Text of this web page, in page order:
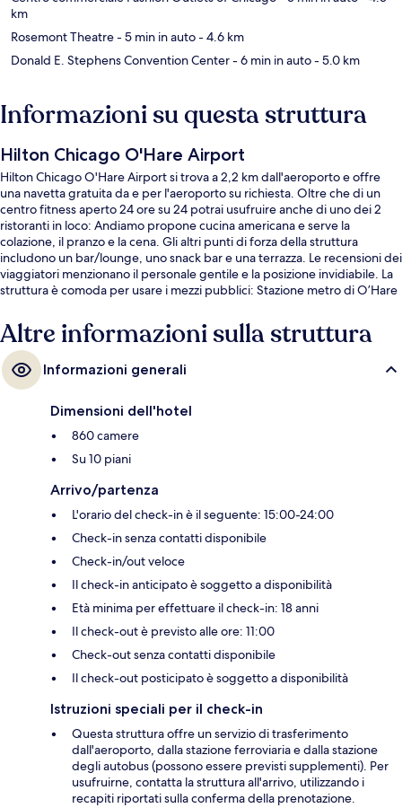
km
Rosemont Theatre- 5 min in auto- 4.6 km
Donald E. Stephens Convention Center- 6 min in auto- 5.0 km
Informazioni su questa struttura
Hilton Chicago O'Hare Airport
Hilton Chicago O'Hare Airport si trova a 2,2 km dall'aeroporto e offre
una navetta gratuita da e per l'aeroporto su richiesta. Oltre che di un
centro fitness aperto 24 ore su 24 potrai usufruire anche di uno dei 2
ristoranti in loco: Andiamo propone cucina americana e serve la
colazione, il pranzo e la cena. Gli altri punti di forza della struttura
includono un bar/lounge, uno snack bar e una terrazza. Le recensioni dei
viaggiatori menzionano il personale gentile e la posizione invidiabile. La
struttura è comoda per usare i mezzi pubblici: Stazione metro di O’Hare
Altre informazioni sulla struttura
Informazioni generali
Dimensioni dell'hotel
860 camere
Su 10 piani
Arrivo/partenza
L'orario del check-in è il seguente: 15:00-24:00
Check-in senza contatti disponibile
Check-in/out veloce
Il check-in anticipato è soggetto a disponibilità
Età minima per effettuare il check-in: 18 anni
Il check-out è previsto alle ore: 11:00
Check-out senza contatti disponibile
Il check-out posticipato è soggetto a disponibilità
Istruzioni speciali per il check-in
Questa struttura offre un servizio di trasferimento
dall'aeroporto, dalla stazione ferroviaria e dalla stazione
degli autobus (possono essere previsti supplementi). Per
usufruirne, contatta la struttura all'arrivo, utilizzando i
recapiti riportati sulla conferma della prenotazione.